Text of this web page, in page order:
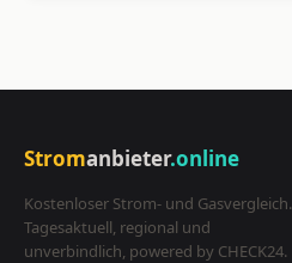
Stromanbieter.online
Kostenloser Strom- und Gasvergleich.
Tagesaktuell, regional und
unverbindlich, powered by CHECK24.